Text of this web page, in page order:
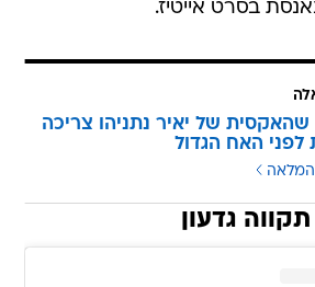
בסרט אייטיז.
של יאיר נתניהו צריכה
לפני האח הגדול
תקווה גדעון